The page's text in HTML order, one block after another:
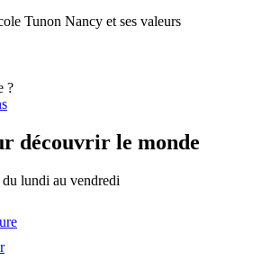
Tunon Nancy et ses valeurs
?
découvrir le monde
lundi au vendredi